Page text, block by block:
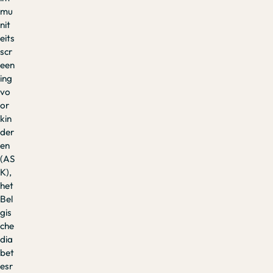
mu
nit
eits
scr
een
ing
vo
or
kin
der
en
(AS
K),
het
Bel
gis
che
dia
bet
esr